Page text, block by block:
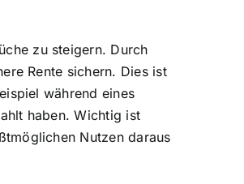
zu steigern. Durch
Rente sichern. Dies ist
während eines
haben. Wichtig ist
Nutzen daraus